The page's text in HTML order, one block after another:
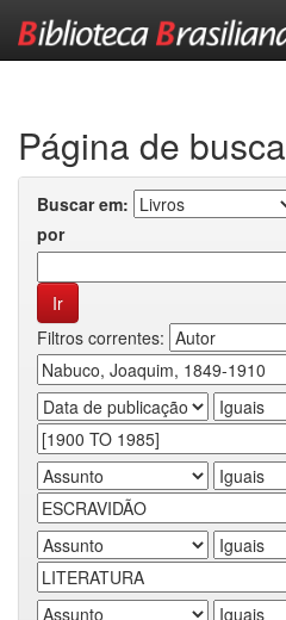
Página de busca
Buscar em:
por
Filtros correntes: